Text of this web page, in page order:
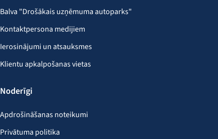
Balva "Drošākais uzņēmuma autoparks"
Kontaktpersona medijiem
Ierosinājumi un atsauksmes
Klientu apkalpošanas vietas
Noderīgi
Apdrošināšanas noteikumi
Privātuma politika